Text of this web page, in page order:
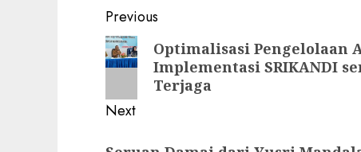
Post
navigation
Previous
Previous
post:
Optimalisasi Pengelolaan
Implementasi SRIKANDI
Terjaga
Next